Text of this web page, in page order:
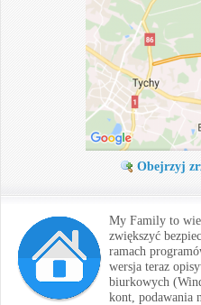
Obejrzyj
My Family to
zwiększyć
ramach
wersja teraz
biurkowych
kont, podawania